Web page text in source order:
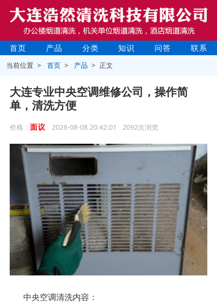
首页 产品 分类 知识 问答 联系
当前位置 >首页 > 产品 > 正文
大连专业中央空调维修公司，操作简
单，清洗方便
价格： 面议 2026-08-08 20:42:01 2092次浏览
中央空调清洗内容：